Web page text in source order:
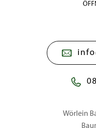
Wörlein